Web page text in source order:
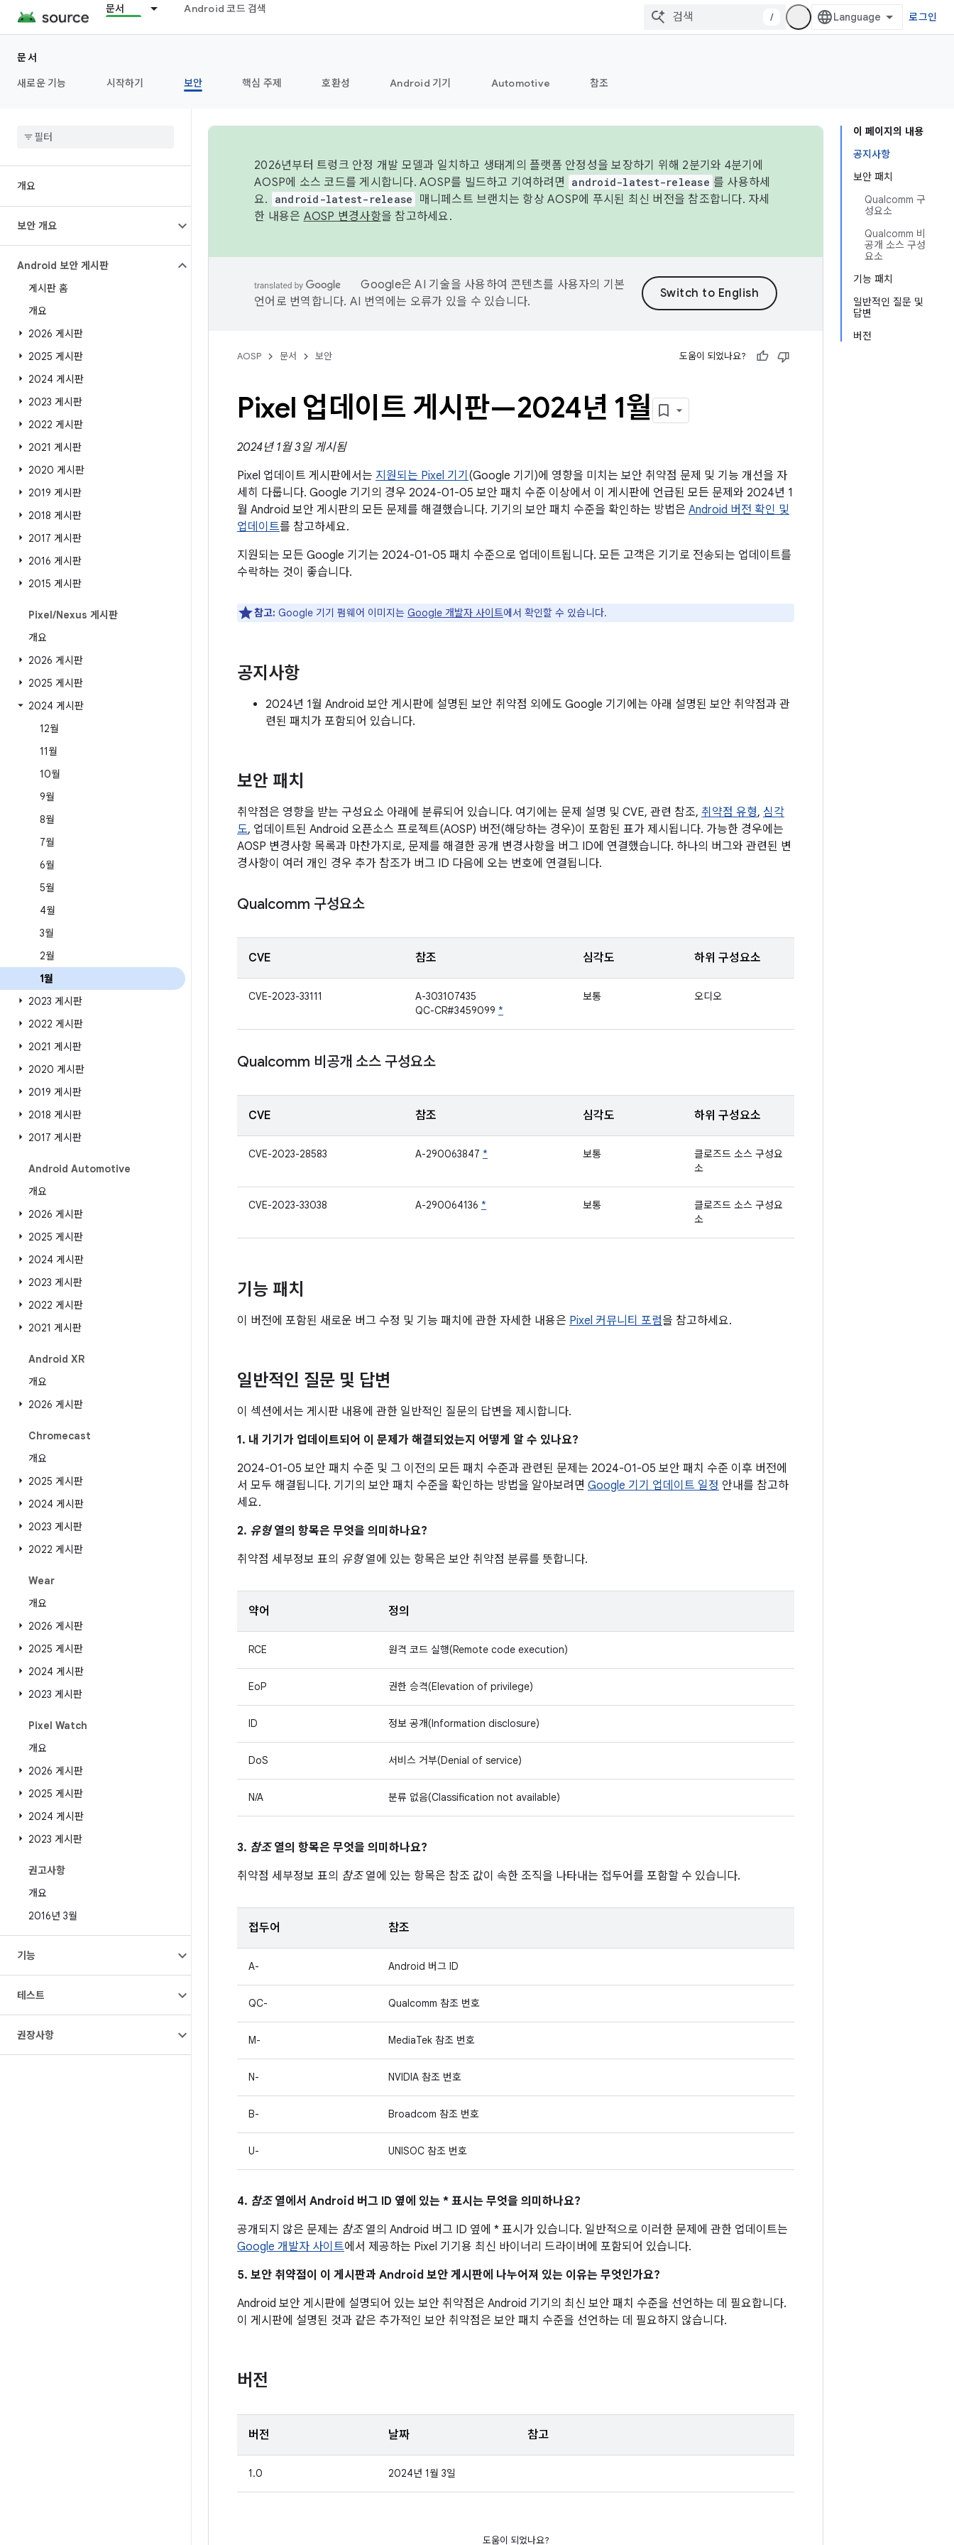
문서 Android 코드 검색
/ 로그인
문서
새로운 기능
시작하기 보안 핵심 주제 호환성 Android 기기 Automotive 참조
개요
보안 개요
Android 보안 게시판
게시판 홈
개요
2026 게시판
2025 게시판
2024 게시판
2023 게시판
2022 게시판
2021 게시판
2020 게시판
2019 게시판
2018 게시판
2017 게시판
2016 게시판
2015 게시판
Pixel/Nexus 게시판
개요
2026 게시판
2025 게시판
2024 게시판
12월
11월
10월
9월
8월
7월
6월
5월
4월
3월
2월
1월
2023 게시판
2022 게시판
2021 게시판
2020 게시판
2019 게시판
2018 게시판
2017 게시판
Android Automotive
개요
2026 게시판
2025 게시판
2024 게시판
2023 게시판
2022 게시판
2021 게시판
Android XR
개요
2026 게시판
Chromecast
개요
2025 게시판
2024 게시판
2023 게시판
2022 게시판
Wear
개요
2026 게시판
2025 게시판
2024 게시판
2023 게시판
Pixel Watch
개요
2026 게시판
2025 게시판
2024 게시판
2023 게시판
권고사항
개요
2016년 3월
기능
테스트
권장사항
이 페이지의 내용
공지사항
보안 패치
Qualcomm 구
성요소
Qualcomm 비
공개 소스 구성
요소
기능 패치
일반적인 질문 및
답변
버전
2026년부터 트렁크 안정 개발 모델과 일치하고 생태계의 플랫폼 안정성을 보장하기 위해 2분기와 4분기에
AOSP에 소스 코드를 게시합니다. AOSP를 빌드하고 기여하려면
android-latest-release 를 사용하세
요.
android-latest-release
매니페스트 브랜치는 항상 AOSP에 푸시된 최신 버전을 참조합니다. 자세
한 내용은 AOSP 변경사항을 참고하세요.
Google은 AI 기술을 사용하여 콘텐츠를 사용자의 기본
언어로 번역합니다. AI 번역에는 오류가 있을 수 있습니다.
AOSP 문서 보안 도움이 되었나요?
Pixel 업데이트 게시판—2024년 1월
2024년 1월 3일 게시됨
Pixel 업데이트 게시판에서는 지원되는 Pixel 기기 (Google 기기)에 영향을 미치는 보안 취약점 문제 및 기능 개선을 자
세히 다룹니다. Google 기기의 경우 2024-01-05 보안 패치 수준 이상에서 이 게시판에 언급된 모든 문제와 2024년 1
월 Android 보안 게시판의 모든 문제를 해결했습니다. 기기의 보안 패치 수준을 확인하는 방법은 Android 버전 확인 및
업데이트를 참고하세요.
지원되는 모든 Google 기기는 2024-01-05 패치 수준으로 업데이트됩니다. 모든 고객은 기기로 전송되는 업데이트를
수락하는 것이 좋습니다.
참고: Google 기기 펌웨어 이미지는 Google 개발자 사이트에서 확인할 수 있습니다.
공지사항
2024년 1월 Android 보안 게시판에 설명된 보안 취약점 외에도 Google 기기에는 아래 설명된 보안 취약점과 관
련된 패치가 포함되어 있습니다.
보안 패치
취약점은 영향을 받는 구성요소 아래에 분류되어 있습니다. 여기에는 문제 설명 및 CVE, 관련 참조, 취약점 유형, 심각
도, 업데이트된 Android 오픈소스 프로젝트(AOSP) 버전(해당하는 경우)이 포함된 표가 제시됩니다. 가능한 경우에는
AOSP 변경사항 목록과 마찬가지로, 문제를 해결한 공개 변경사항을 버그 ID에 연결했습니다. 하나의 버그와 관련된 변
경사항이 여러 개인 경우 추가 참조가 버그 ID 다음에 오는 번호에 연결됩니다.
Qualcomm 구성요소
CVE 참조 심각도 하위 구성요소
CVE-2023-33111
A-303107435
QC-CR#3459099 *
보통 오디오
Qualcomm 비공개 소스 구성요소
CVE 참조 심각도 하위 구성요소
CVE-2023-28583 A-290063847 * 보통
클로즈드 소스 구성요
소
CVE-2023-33038 A-290064136 * 보통
클로즈드 소스 구성요
소
기능 패치
이 버전에 포함된 새로운 버그 수정 및 기능 패치에 관한 자세한 내용은 Pixel 커뮤니티 포럼을 참고하세요.
일반적인 질문 및 답변
이 섹션에서는 게시판 내용에 관한 일반적인 질문의 답변을 제시합니다.
1. 내 기기가 업데이트되어 이 문제가 해결되었는지 어떻게 알 수 있나요?
2024-01-05 보안 패치 수준 및 그 이전의 모든 패치 수준과 관련된 문제는 2024-01-05 보안 패치 수준 이후 버전에
서 모두 해결됩니다. 기기의 보안 패치 수준을 확인하는 방법을 알아보려면 Google 기기 업데이트 일정 안내를 참고하
세요.
2. 유형열의 항목은 무엇을 의미하나요?
취약점 세부정보 표의 유형열에 있는 항목은 보안 취약점 분류를 뜻합니다.
약어 정의
RCE 원격 코드 실행(Remote code execution)
EoP 권한 승격(Elevation of privilege)
ID 정보 공개(Information disclosure)
DoS 서비스 거부(Denial of service)
N/A 분류 없음(Classification not available)
3. 참조열의 항목은 무엇을 의미하나요?
취약점 세부정보 표의 참조열에 있는 항목은 참조 값이 속한 조직을 나타내는 접두어를 포함할 수 있습니다.
접두어 참조
A- Android 버그 ID
QC- Qualcomm 참조 번호
M- MediaTek 참조 번호
N- NVIDIA 참조 번호
B- Broadcom 참조 번호
U- UNISOC 참조 번호
4. 참조열에서 Android 버그 ID 옆에 있는 * 표시는 무엇을 의미하나요?
공개되지 않은 문제는 참조열의 Android 버그 ID 옆에 * 표시가 있습니다. 일반적으로 이러한 문제에 관한 업데이트는
Google 개발자 사이트에서 제공하는 Pixel 기기용 최신 바이너리 드라이버에 포함되어 있습니다.
5. 보안 취약점이 이 게시판과 Android 보안 게시판에 나누어져 있는 이유는 무엇인가요?
Android 보안 게시판에 설명되어 있는 보안 취약점은 Android 기기의 최신 보안 패치 수준을 선언하는 데 필요합니다.
이 게시판에 설명된 것과 같은 추가적인 보안 취약점은 보안 패치 수준을 선언하는 데 필요하지 않습니다.
버전
버전 날짜 참고
1.0 2024년 1월 3일
도움이 되었나요?